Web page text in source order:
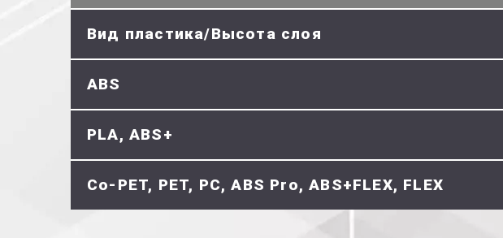
Вид пластика/Высота слоя
ABS
PLA, ABS+
Co-PET, PET, PC, ABS Pro, ABS+FLEX, FLEX